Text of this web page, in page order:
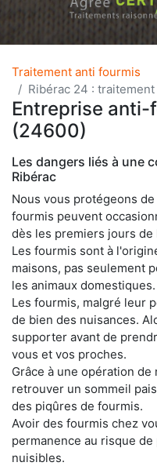
Traitement anti fourmis
Ribérac 24 :
Entreprise anti-
(24600)
Les dangers liés à une
Ribérac
Nous vous protégeons
fourmis peuvent
dès les premiers jours de
Les fourmis sont à
maisons, pas seulement
les animaux domestiques.
Les fourmis, malgré leur
de bien des nuisances.
supporter avant de
vous et vos proches.
Grâce à une opération
retrouver un sommeil
des piqûres de fourmis.
Avoir des fourmis chez
permanence au risque
nuisibles.